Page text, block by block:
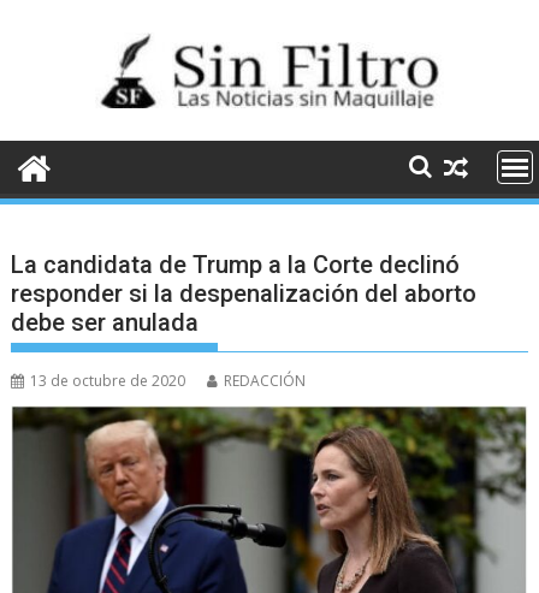
La candidata de Trump a la Corte declinó
responder si la despenalización del aborto
debe ser anulada
13 de octubre de 2020 REDACCIÓN